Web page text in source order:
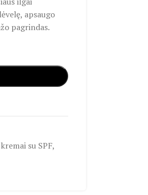
apsaugo
pagrindas.
su SPF,